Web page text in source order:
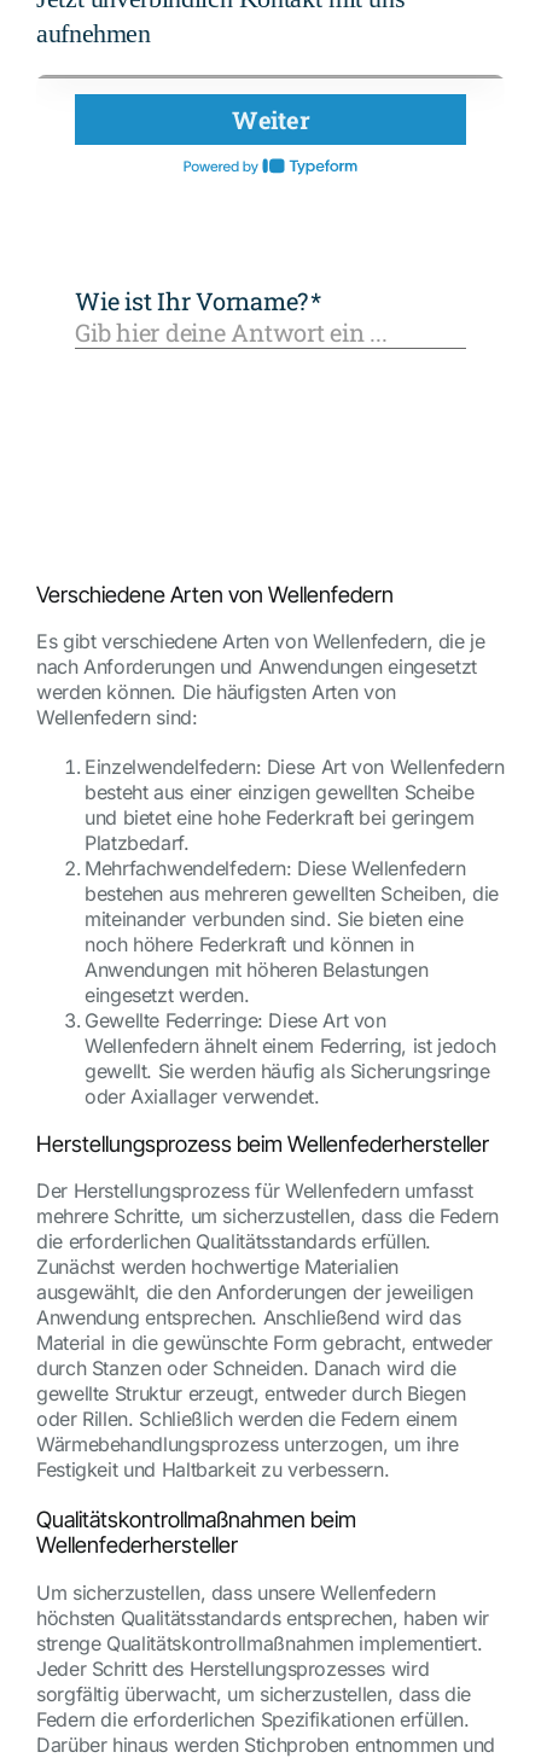
aufnehmen
Verschiedene Arten von Wellenfedern
Es gibt verschiedene Arten von Wellenfedern, die je
nach Anforderungen und Anwendungen eingesetzt
werden können. Die häufigsten Arten von
Wellenfedern sind:
Einzelwendelfedern: Diese Art von Wellenfedern
besteht aus einer einzigen gewellten Scheibe
und bietet eine hohe Federkraft bei geringem
Platzbedarf.
Mehrfachwendelfedern: Diese Wellenfedern
bestehen aus mehreren gewellten Scheiben, die
miteinander verbunden sind. Sie bieten eine
noch höhere Federkraft und können in
Anwendungen mit höheren Belastungen
eingesetzt werden.
Gewellte Federringe: Diese Art von
Wellenfedern ähnelt einem Federring, ist jedoch
gewellt. Sie werden häufig als Sicherungsringe
oder Axiallager verwendet.
Herstellungsprozess beim Wellenfederhersteller
Der Herstellungsprozess für Wellenfedern umfasst
mehrere Schritte, um sicherzustellen, dass die Federn
die erforderlichen Qualitätsstandards erfüllen.
Zunächst werden hochwertige Materialien
ausgewählt, die den Anforderungen der jeweiligen
Anwendung entsprechen. Anschließend wird das
Material in die gewünschte Form gebracht, entweder
durch Stanzen oder Schneiden. Danach wird die
gewellte Struktur erzeugt, entweder durch Biegen
oder Rillen. Schließlich werden die Federn einem
Wärmebehandlungsprozess unterzogen, um ihre
Festigkeit und Haltbarkeit zu verbessern.
Qualitätskontrollmaßnahmen beim
Wellenfederhersteller
Um sicherzustellen, dass unsere Wellenfedern
höchsten Qualitätsstandards entsprechen, haben wir
strenge Qualitätskontrollmaßnahmen implementiert.
Jeder Schritt des Herstellungsprozesses wird
sorgfältig überwacht, um sicherzustellen, dass die
Federn die erforderlichen Spezifikationen erfüllen.
Darüber hinaus werden Stichproben entnommen und